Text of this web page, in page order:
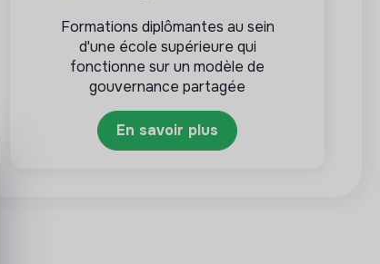
Formations diplômantes au sein
d'une école supérieure qui
fonctionne sur un modèle de
gouvernance partagée
En savoir plus